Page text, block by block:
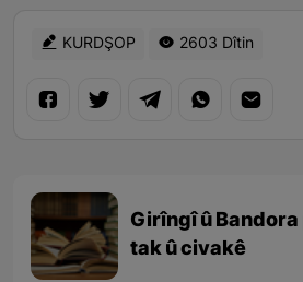
KURDŞOP 2603 Dîtin
Girîngî û
tak û civakê